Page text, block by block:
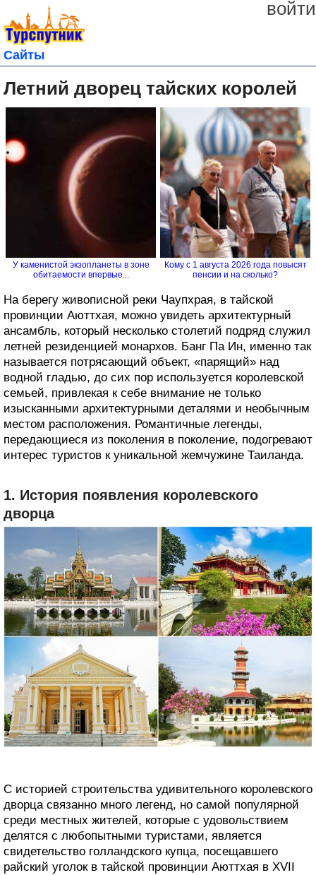
войти
Сайты
Летний дворец тайских королей
У каменистой экзопланеты в зоне
обитаемости впервые...
Кому с 1 августа 2026 года повысят
пенсии и на сколько?
На берегу живописной реки Чаупхрая, в тайской
провинции Аюттхая, можно увидеть архитектурный
ансамбль, который несколько столетий подряд служил
летней резиденцией монархов. Банг Па Ин, именно так
называется потрясающий объект, «парящий» над
водной гладью, до сих пор используется королевской
семьей, привлекая к себе внимание не только
изысканными архитектурными деталями и необычным
местом расположения. Романтичные легенды,
передающиеся из поколения в поколение, подогревают
интерес туристов к уникальной жемчужине Таиланда.
1. История появления королевского
дворца
С историей строительства удивительного королевского
дворца связанно много легенд, но самой популярной
среди местных жителей, которые с удовольствием
делятся с любопытными туристами, является
свидетельство голландского купца, посещавшего
райский уголок в тайской провинции Аюттхая в XVII